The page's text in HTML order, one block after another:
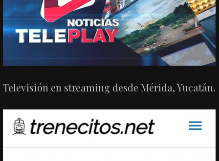
Televisión en streaming desde Mérida, Yucatán.